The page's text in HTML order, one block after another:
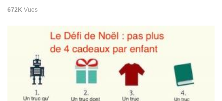
672K Vues